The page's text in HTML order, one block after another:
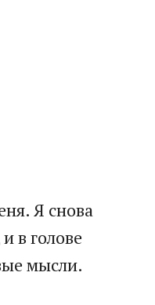
Я снова
в голове
мысли.